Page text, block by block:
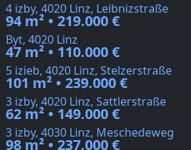
4 izby, 4020 Linz, Leibnizstraße
94 m² • 219.000 €
Byt, 4020 Linz
47 m² • 110.000 €
5 izieb, 4020 Linz, Stelzerstraße
101 m² • 239.000 €
3 izby, 4020 Linz, Sattlerstraße
62 m² • 149.000 €
3 izby, 4030 Linz, Meschedeweg
98 m² • 237.000 €